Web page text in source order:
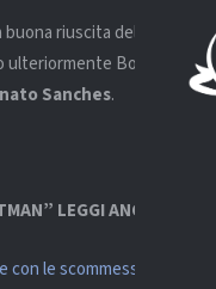
riuscita della
Botman
Sanches.
LEGGI ANCHE:
con le scommesse sportive